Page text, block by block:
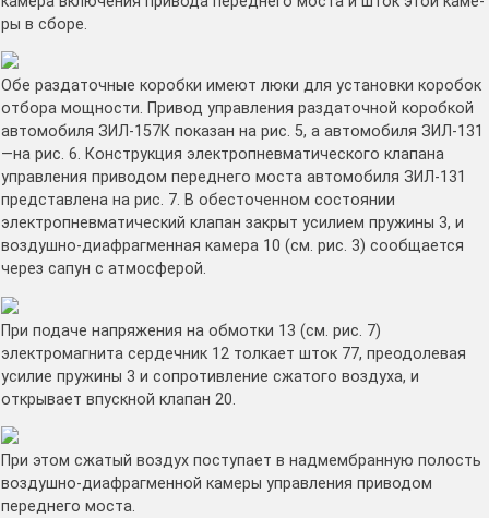
ры в сборе.
Обе раздаточные коробки имеют люки для установки коробок
отбора мощности. При­вод управления раздаточной коробкой
авто­мобиля ЗИЛ-157К показан на рис. 5, а ав­томобиля ЗИЛ-131
—на рис. 6. Конструк­ция электропневматического клапана
управ­ления приводом переднего моста автомоби­ля ЗИЛ-131
представлена на рис. 7. В обесточенном состоянии
электропневмати­ческий клапан закрыт усилием пружины 3, и
воздушно-диафрагменная камера 10 (см. рис. 3) сообщается
через сапун с атмос­ферой.
При подаче напряжения на обмотки 13 (см. рис. 7)
электромагнита сердечник 12 толкает шток 77, преодолевая
усилие пру­жины 3 и сопротивление сжатого воздуха, и
открывает впускной клапан 20.
При этом сжатый воздух поступает в надмембранную полость
воздушно-диафрагменной камеры управления приводом
переднего моста.